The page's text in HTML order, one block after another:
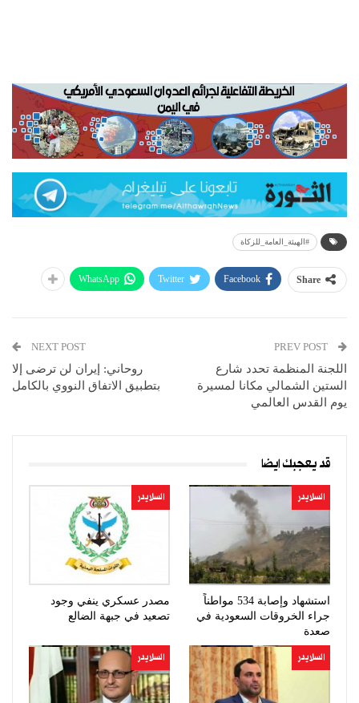
#الهيئة_العامة_للزكاة
Share
Facebook
Twitter
WhatsApp
اللجنة المنظمة تحدد شارع
الستين الشمالي مكانا لمسيرة
يوم القدس العالمي
NEXT POST
روحاني: إيران لن ترضى إلا
بتطبيق الاتفاق النووي بالكامل
قد يعجبك ايضا
السلايدر
استشهاد وإصابة 534 مواطناً
جراء الخروقات السعودية في
صعدة
السلايدر
مصدر عسكري ينفي وجود
تصعيد في جبهة الضالع
السلايدر السلايدر